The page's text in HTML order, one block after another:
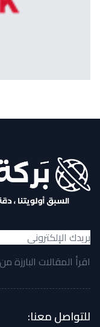
اقرأ المقالات البارزة
للتواصل معنا: